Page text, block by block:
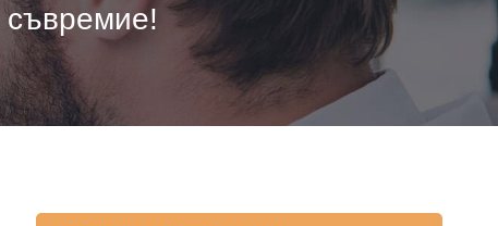
съвремие!